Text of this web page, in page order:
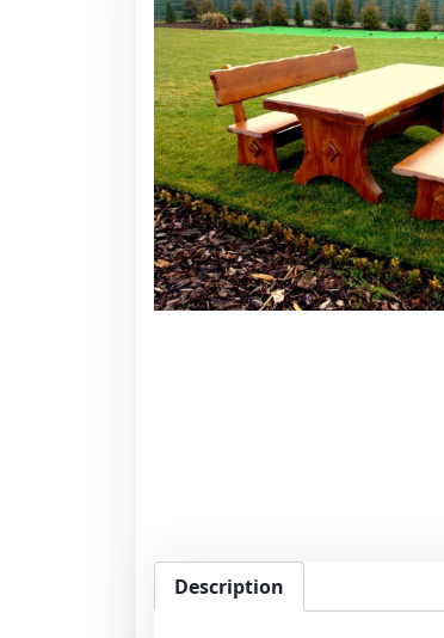
Description